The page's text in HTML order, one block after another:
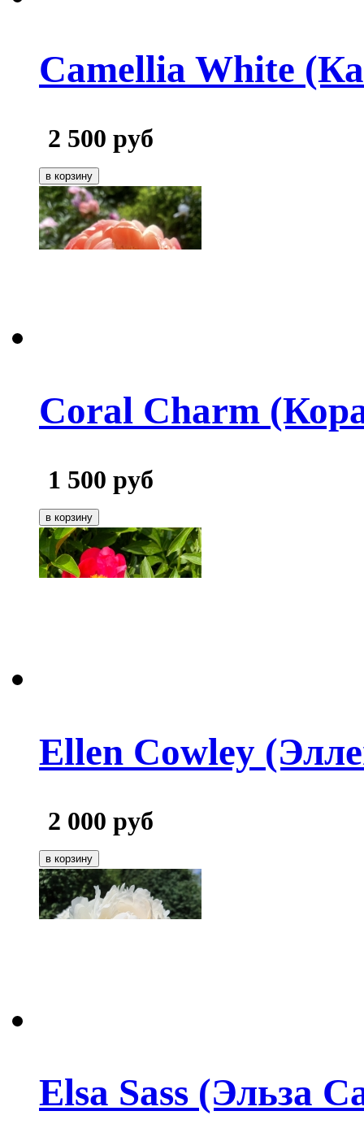
Camellia White
2 500 руб
Coral Charm
1 500 руб
Ellen Cowley
2 000 руб
Elsa Sass (Эльза